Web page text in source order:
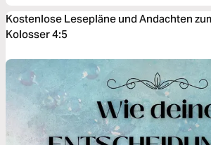
Kostenlose Lesepläne und Andachten
Kolosser 4:5